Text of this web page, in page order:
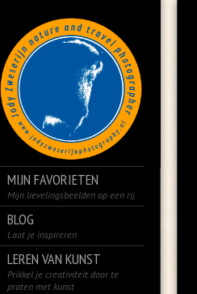
MIJN FAVORIETEN
Mijn lievelingsbeelden op een rij
BLOG
Laat je inspireren
LEREN VAN KUNST
Prikkel je creativiteit door te
praten met kunst